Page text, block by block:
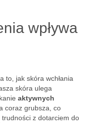
wpływa
to, jak skóra wchłania
skóra ulega
aktywnych
coraz grubsza, co
z dotarciem do